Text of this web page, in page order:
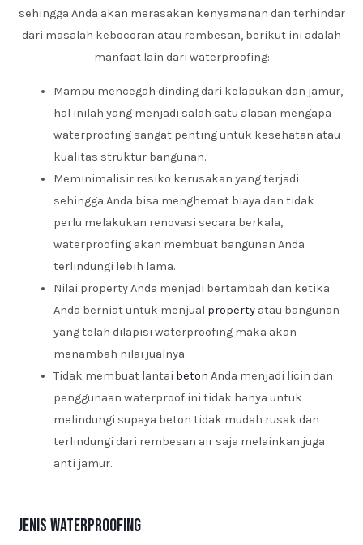
sehingga Anda akan merasakan kenyamanan dan terhindar
dari masalah kebocoran atau rembesan, berikut ini adalah
manfaat lain dari waterproofing:
Mampu mencegah dinding dari kelapukan dan jamur,
hal inilah yang menjadi salah satu alasan mengapa
waterproofing sangat penting untuk kesehatan atau
kualitas struktur bangunan.
Meminimalisir resiko kerusakan yang terjadi
sehingga Anda bisa menghemat biaya dan tidak
perlu melakukan renovasi secara berkala,
waterproofing akan membuat bangunan Anda
terlindungi lebih lama.
Nilai property Anda menjadi bertambah dan ketika
Anda berniat untuk menjual property atau bangunan
yang telah dilapisi waterproofing maka akan
menambah nilai jualnya.
Tidak membuat lantai beton Anda menjadi licin dan
penggunaan waterproof ini tidak hanya untuk
melindungi supaya beton tidak mudah rusak dan
terlindungi dari rembesan air saja melainkan juga
anti jamur.
Jenis Waterproofing